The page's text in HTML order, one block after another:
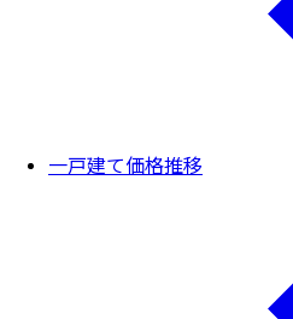
一戸建て価格推移